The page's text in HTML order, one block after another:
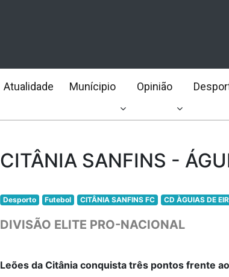
Atualidade Munícipio Opinião
CITÂNIA SANFINS -
Desporto Futebol CITÂNIA SANFINS FC CD ÀGUIAS DE
DIVISÃO ELITE PRO-NACIONAL
Leões da Citânia conquista três pontos frente